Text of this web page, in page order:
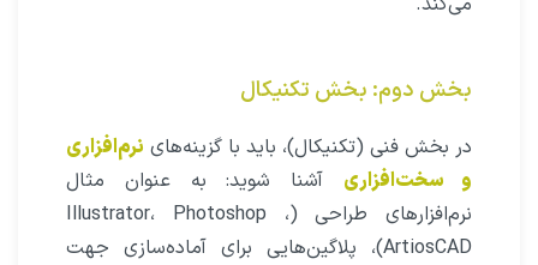
بخش دوم: بخش تکنیکال
در بخش فنی (تکنیکال)، باید با گزینه‌های نرم‌افزاری
و سخت‌افزاری آشنا شوید: به عنوان مثال
نرم‌افزارهای طراحی (Illustrator، Photoshop ،
ArtiosCAD)، پلاگین‌هایی برای آماده‌سازی جهت